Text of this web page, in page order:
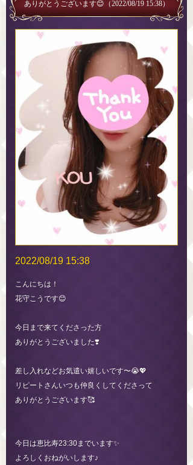
ありがとうございます😊 （2022/08/19 15:38）
2022/08/19 15:38
こんにちは！
花守こうです😊
今日まで来てくださった方
ありがとうございました❣️
差し入れなどお気遣い嬉しいです〜😭💖
リピートさんいつも仲良くしてくださって
ありがとうございます🥰
今日は恵比寿23:30までいます✨
よろしくおねがいします♪